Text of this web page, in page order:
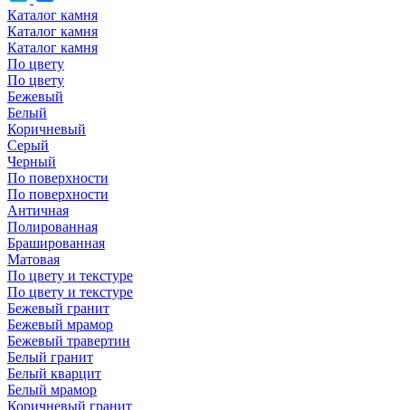
Каталог камня
Каталог камня
Каталог камня
По цвету
По цвету
Бежевый
Белый
Коричневый
Серый
Черный
По поверхности
По поверхности
Античная
Полированная
Брашированная
Матовая
По цвету и текстуре
По цвету и текстуре
Бежевый гранит
Бежевый мрамор
Бежевый травертин
Белый гранит
Белый кварцит
Белый мрамор
Коричневый гранит